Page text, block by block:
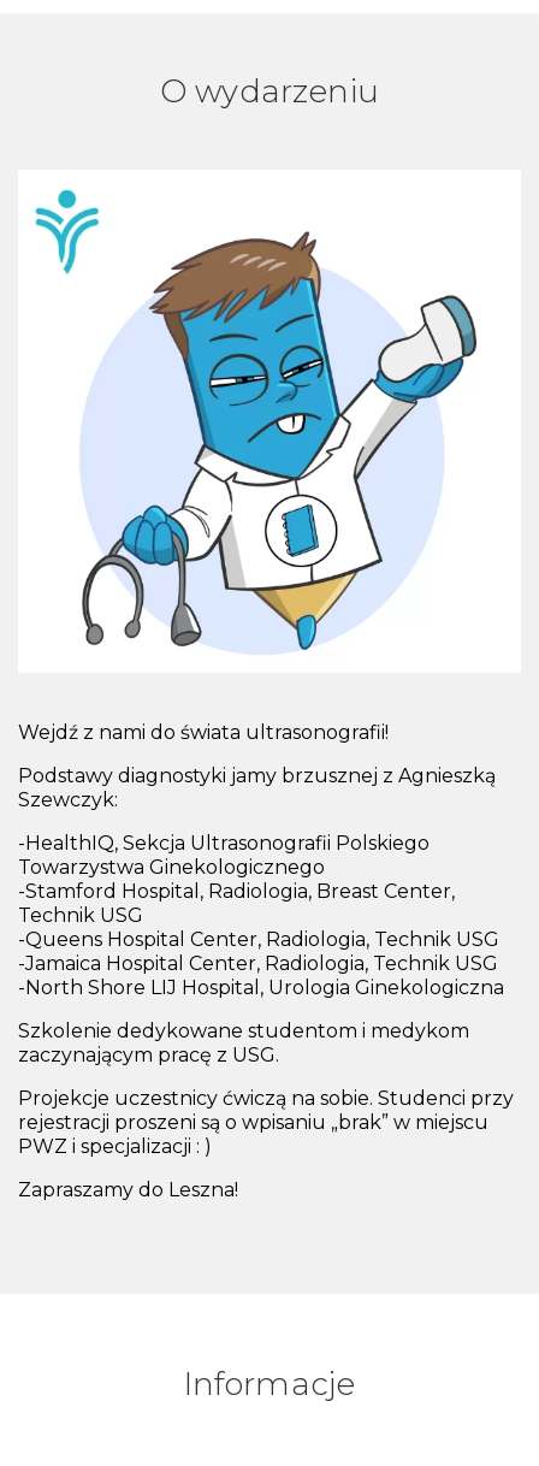
O wydarzeniu
Wejdź z nami do świata ultrasonografii!
Podstawy diagnostyki jamy brzusznej z Agnieszką
Szewczyk:
-HealthIQ, Sekcja Ultrasonografii Polskiego
Towarzystwa Ginekologicznego
-Stamford Hospital, Radiologia, Breast Center,
Technik USG
-Queens Hospital Center, Radiologia, Technik USG
-Jamaica Hospital Center, Radiologia, Technik USG
-North Shore LIJ Hospital, Urologia Ginekologiczna
Szkolenie dedykowane studentom i medykom
zaczynającym pracę z USG.
Projekcje uczestnicy ćwiczą na sobie. Studenci przy
rejestracji proszeni są o wpisaniu „brak” w miejscu
PWZ i specjalizacji : )
Zapraszamy do Leszna!
Informacje